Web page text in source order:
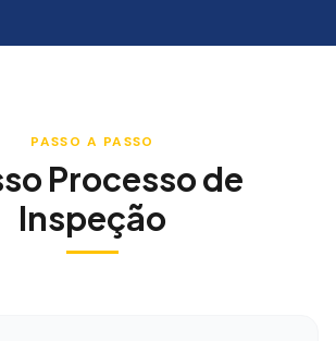
PASSO A PASSO
Processo de
Inspeção